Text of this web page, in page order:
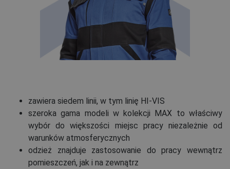
zawiera siedem linii, w tym linię HI-VIS
szeroka gama modeli w kolekcji MAX to właściwy
wybór do większości miejsc pracy niezależnie od
warunków atmosferycznych
odzież znajduje zastosowanie do pracy wewnątrz
pomieszczeń, jak i na zewnątrz